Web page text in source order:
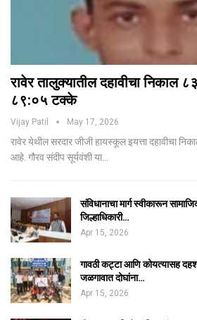
रावेर तालुक्यातील दहावीचा निकाल
८९:०५ टक्के
Vijay Patil May 17, 2026
रावेर येथील सरदार जीजी हायस्कूल इयत्ता दहावीचा
आहे. गौरव संदीप सूर्यवंशी या…
संविधानाचा मार्ग स्वीकारून
जिल्हाधिकारी…
Apr 15, 2026
गावठी कट्टा आणि कोयत्यासह
जळगावात दोघांना…
Apr 15, 2026